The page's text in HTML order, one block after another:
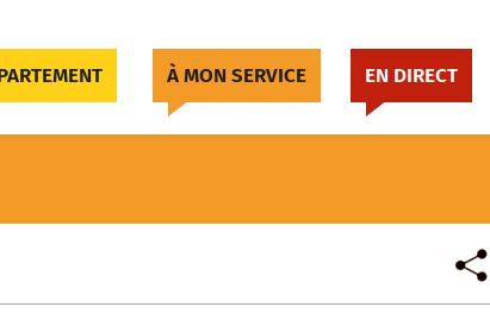
À MON SERVICE EN DIRECT